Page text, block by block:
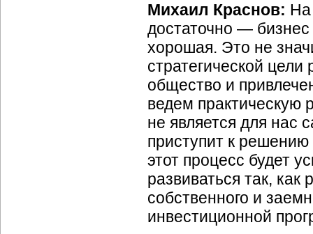
Михаил Краснов: На
достаточно —
хорошая. Это не
стратегической
общество и
ведем практическую
не является для нас
приступит к
этот процесс будет
развиваться так,
собственного и
инвестиционной